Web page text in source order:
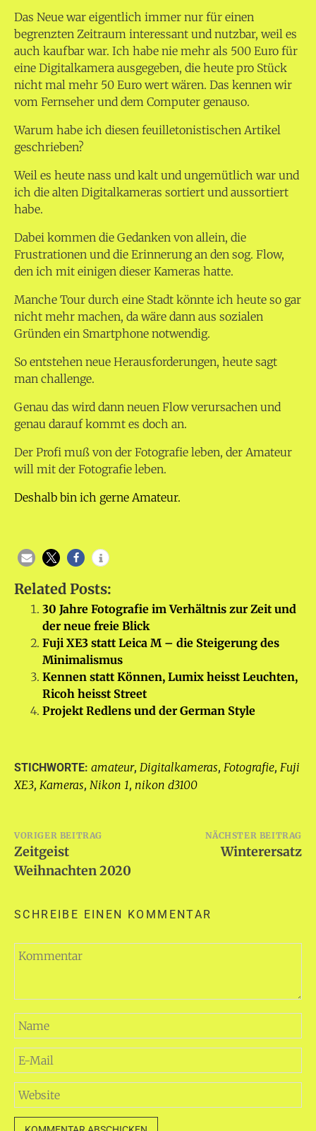
Das Neue war eigentlich immer nur für einen
begrenzten Zeitraum interessant und nutzbar, weil es
auch kaufbar war. Ich habe nie mehr als 500 Euro für
eine Digitalkamera ausgegeben, die heute pro Stück
nicht mal mehr 50 Euro wert wären. Das kennen wir
vom Fernseher und dem Computer genauso.
Warum habe ich diesen feuilletonistischen Artikel
geschrieben?
Weil es heute nass und kalt und ungemütlich war und
ich die alten Digitalkameras sortiert und aussortiert
habe.
Dabei kommen die Gedanken von allein, die
Frustrationen und die Erinnerung an den sog. Flow,
den ich mit einigen dieser Kameras hatte.
Manche Tour durch eine Stadt könnte ich heute so gar
nicht mehr machen, da wäre dann aus sozialen
Gründen ein Smartphone notwendig.
So entstehen neue Herausforderungen, heute sagt
man challenge.
Genau das wird dann neuen Flow verursachen und
genau darauf kommt es doch an.
Der Profi muß von der Fotografie leben, der Amateur
will mit der Fotografie leben.
Deshalb bin ich gerne Amateur.
Related Posts:
30 Jahre Fotografie im Verhältnis zur Zeit und
der neue freie Blick
Fuji XE3 statt Leica M – die Steigerung des
Minimalismus
Kennen statt Können, Lumix heisst Leuchten,
Ricoh heisst Street
Projekt Redlens und der German Style
STICHWORTE: amateur, Digitalkameras, Fotografie, Fuji
XE3, Kameras, Nikon 1, nikon d3100
Beitragsnavigation
VORIGER BEITRAG
Zeitgeist
Weihnachten 2020
NÄCHSTER BEITRAG
Winterersatz
SCHREIBE EINEN KOMMENTAR